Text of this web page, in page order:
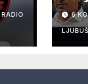
RADIO
u
6